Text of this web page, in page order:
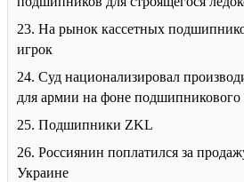
23. На рынок кассетных
игрок
24. Суд национализировал
для армии на фоне подшипникового
25. Подшипники ZKL
26. Россиянин поплатился за
Украине